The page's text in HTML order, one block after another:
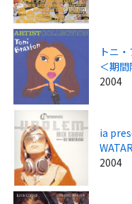
トニ
＜期
2004
ia
2004